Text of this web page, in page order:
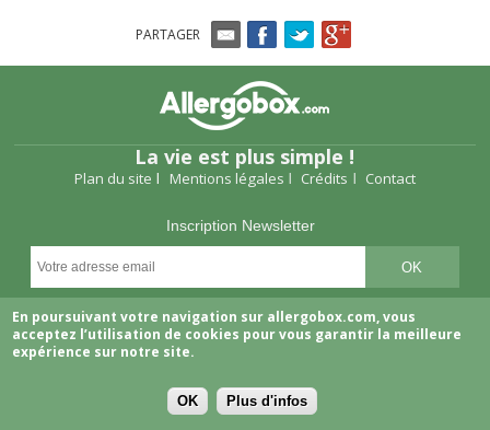
PARTAGER
La vie est plus simple !
Plan du site Mentions légales Crédits Contact
Inscription Newsletter
Suivez-nous
Copyright © 2026 Allergobox
En poursuivant votre navigation sur allergobox.com, vous
acceptez l’utilisation de cookies pour vous garantir la meilleure
expérience sur notre site.
OK Plus d'infos